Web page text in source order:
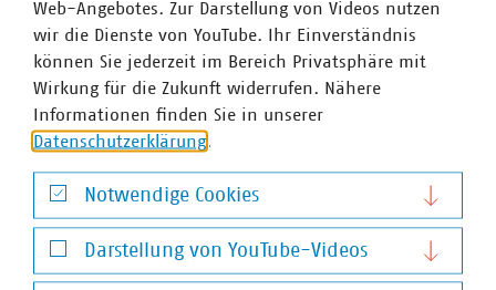
VKU-Bereiche
Zum
Web-Angebotes. Zur Darstellung von Videos nutzen
wir die Dienste von YouTube. Ihr Einverständnis
können Sie jederzeit im Bereich Privatsphäre mit
Wirkung für die Zukunft widerrufen. Nähere
Informationen finden Sie in unserer
Datenschutzerklärung.
Notwendige Cookies
Notwendige Cookies
Darstellung von YouTube-Videos
Darstellung von YouTube-Videos